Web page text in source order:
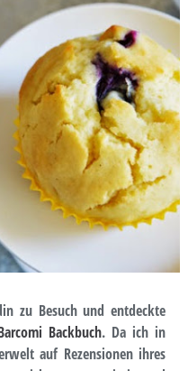
zu Besuch und entdeckte
Backbuch. Da ich in
auf Rezensionen ihres